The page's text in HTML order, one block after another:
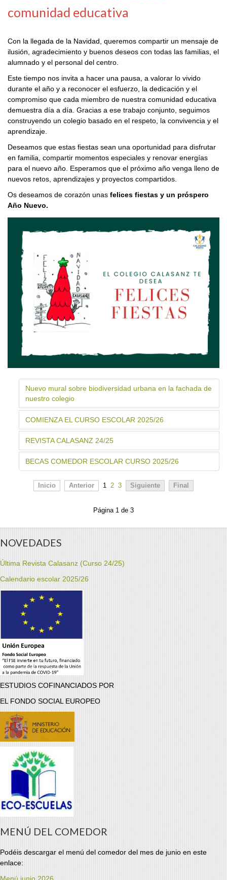
comunidad educativa
Con la llegada de la Navidad, queremos compartir un mensaje de
ilusión, agradecimiento y buenos deseos con todas las familias, el
alumnado y el personal del centro.
Este tiempo nos invita a hacer una pausa, a valorar lo vivido
durante el año y a reconocer el esfuerzo, la dedicación y el
compromiso que cada miembro de nuestra comunidad educativa
demuestra día a día. Gracias a ese trabajo conjunto, seguimos
construyendo un colegio basado en el respeto, la convivencia y el
aprendizaje.
Deseamos que estas fiestas sean una oportunidad para disfrutar
en familia, compartir momentos especiales y renovar energías
para el nuevo año. Esperamos que el próximo año venga lleno de
nuevos retos, aprendizajes y proyectos compartidos.
Os deseamos de corazón unas felices fiestas y un próspero
Año Nuevo.
Nuevo mural sobre biodiversidad urbana en la fachada de
nuestro colegio
COMIENZA EL CURSO ESCOLAR 2025/26
REVISTA CALASANZ 24/25
BECAS COMEDOR ESCOLAR CURSO 2025/26
Inicio Anterior 1 2 3 Siguiente Final
Página 1 de 3
NOVEDADES
Última Revista Calasanz (Curso 24/25)
Calendario escolar 2025/26
ESTUDIOS COFINANCIADOS POR
EL FONDO SOCIAL EUROPEO
MENÚ DEL COMEDOR
Podéis descargar el menú del comedor del mes de junio en este
enlace: